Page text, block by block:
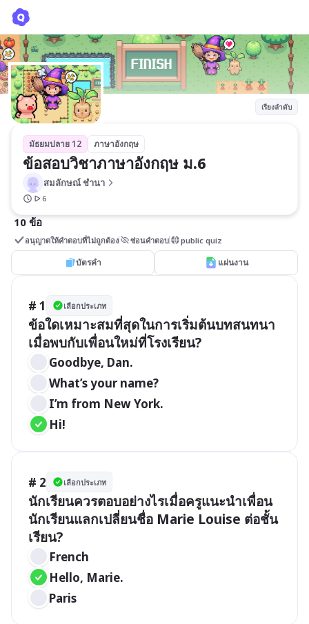
เรียงลำดับ
มัธยมปลาย 12 ภาษาอังกฤษ
ข้อสอบวิชาภาษาอังกฤษ ม.6
สมลักษณ์ ชํานา
6
10 ข้อ
อนุญาตให้คำตอบที่ไม่ถูกต้อง ซ่อนคำตอบ public quiz
บัตรคำ แผ่นงาน
# 1 เลือกประเภท
ข้อใดเหมาะสมที่สุดในการเริ่มต้นบทสนทนา
เมื่อพบกับเพื่อนใหม่ที่โรงเรียน?
Goodbye, Dan.
What’s your name?
I’m from New York.
Hi!
# 2 เลือกประเภท
นักเรียนควรตอบอย่างไรเมื่อครูแนะนำเพื่อน
นักเรียนแลกเปลี่ยนชื่อ Marie Louise ต่อชั้น
เรียน?
French
Hello, Marie.
Paris